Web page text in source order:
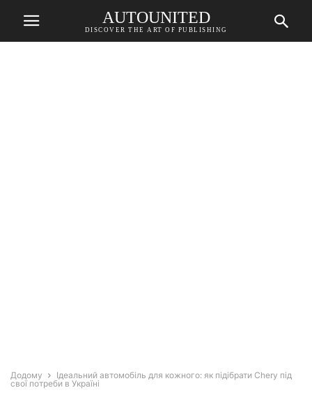
AUTOUNITED
DISCOVER THE ART OF PUBLISHING
Додому
Ідеальний автомобіль для кожного: як підібрати Chery під
свої потреби в Україні